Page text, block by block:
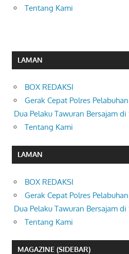
Tentang Kami
LAMAN
BOX REDAKSI
Gerak Cepat Polres
Dua Pelaku Tawuran Bersajam di
Tentang Kami
LAMAN
BOX REDAKSI
Gerak Cepat Polres
Dua Pelaku Tawuran Bersajam di
Tentang Kami
MAGAZINE (SIDEBAR)